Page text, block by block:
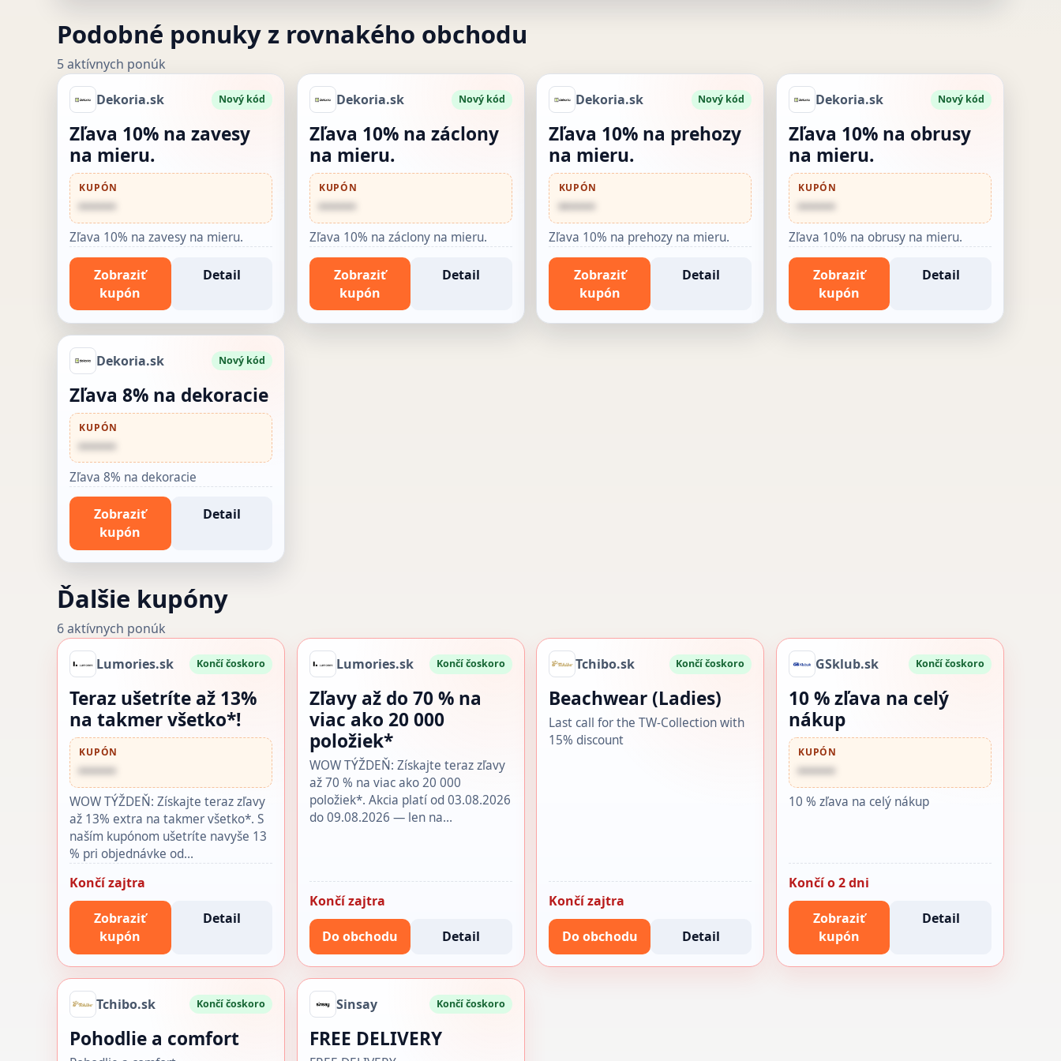
Podobné ponuky z rovnakého obchodu
5 aktívnych ponúk
Dekoria.sk Nový kód
Zľava 10% na zavesy
na mieru.
KUPÓN
••••••
Zľava 10% na zavesy na mieru.
Zobraziť
kupón
Detail
Dekoria.sk Nový kód
Zľava 10% na záclony
na mieru.
KUPÓN
••••••
Zľava 10% na záclony na mieru.
Zobraziť
kupón
Detail
Dekoria.sk Nový kód
Zľava 10% na prehozy
na mieru.
KUPÓN
••••••
Zľava 10% na prehozy na mieru.
Zobraziť
kupón
Detail
Dekoria.sk Nový kód
Zľava 10% na obrusy
na mieru.
KUPÓN
••••••
Zľava 10% na obrusy na mieru.
Zobraziť
kupón
Detail
Dekoria.sk Nový kód
Zľava 8% na dekoracie
KUPÓN
••••••
Zľava 8% na dekoracie
Zobraziť
kupón
Detail
Ďalšie kupóny
6 aktívnych ponúk
Lumories.sk Končí čoskoro
Teraz ušetríte až 13%
na takmer všetko*!
KUPÓN
••••••
WOW TÝŽDEŇ: Získajte teraz zľavy
až 13% extra na takmer všetko*. S
naším kupónom ušetríte navyše 13
% pri objednávke od…
Končí zajtra
Zobraziť
kupón
Detail
Lumories.sk Končí čoskoro
Zľavy až do 70 % na
viac ako 20 000
položiek*
WOW TÝŽDEŇ: Získajte teraz zľavy
až 70 % na viac ako 20 000
položiek*. Akcia platí od 03.08.2026
do 09.08.2026 — len na…
Končí zajtra
Do obchodu Detail
Tchibo.sk Končí čoskoro
Beachwear (Ladies)
Last call for the TW-Collection with
15% discount
Končí zajtra
Do obchodu Detail
GSklub.sk Končí čoskoro
10 % zľava na celý
nákup
KUPÓN
••••••
10 % zľava na celý nákup
Končí o 2 dni
Zobraziť
kupón
Detail
Tchibo.sk Končí čoskoro
Pohodlie a comfort
Sinsay Končí čoskoro
FREE DELIVERY